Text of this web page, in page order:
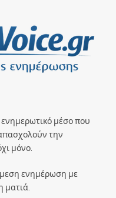
ενημερωτικό μέσο που
την
μόνο.
ενημέρωση με
ματιά.